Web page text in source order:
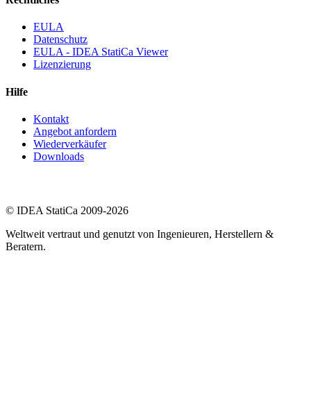
EULA
Datenschutz
EULA - IDEA StatiCa Viewer
Lizenzierung
Hilfe
Kontakt
Angebot anfordern
Wiederverkäufer
Downloads
© IDEA StatiCa 2009-2026
Weltweit vertraut und genutzt von Ingenieuren, Herstellern &
Beratern.